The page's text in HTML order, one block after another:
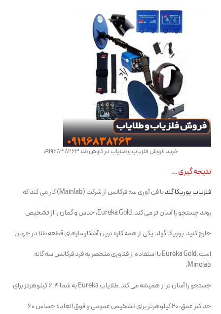
خرید فروش فلزیاب و طلایاب در کاوش طلا 09196838263
نتیجه گیری …
فلزیاب یوریکا گلدبا فن آوری سه فرکانس از شرکت (Mainlab) کار می کند که
روند جستجو را آسان تر می کند.Eureka Gold، حدس و گمان را از تشخیص
خارج کنید.یوریکا گولد یکی از همه کاره ترین آشکارسازهای قطعه طلا در جهان
است.Eureka Gold با استفاده از فناوری منحصر به فرد فرکانس سه گانه
Minelab،
جستجو را آسان تر از همیشه می کند.طلایاب Eureka به شما ۶.۴ کیلوهرتز برای
حداکثر عمق، ۲۰ کیلوهرتز برای تشخیص عمومی و فوق العاده حساس ۶۰